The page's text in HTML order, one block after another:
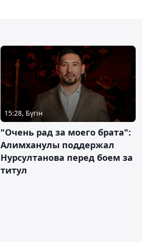
15:28, Бүгін
"Очень рад за моего брата":
Алимханулы поддержал
Нурсултанова перед боем за
титул